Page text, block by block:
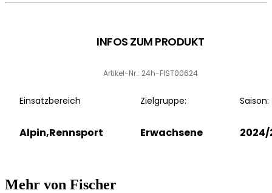
INFOS ZUM PRODUKT
Artikel-Nr.: 24h-FIST00624
Einsatzbereich
Alpin,Rennsport
Zielgruppe:
Erwachsene
Saison:
2024/
Mehr von Fischer